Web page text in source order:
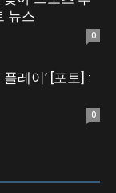
뉴스
0
레이’ [포토] :
0